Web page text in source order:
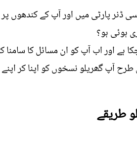
ڈنر پارٹی میں اور آپ کے
ہوئی ہو؟
اور اب آپ کو ان مسائل کا سامنا
آپ گھریلو نسخوں کو اپنا کر
طریقے